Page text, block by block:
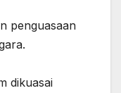
penguasaan
dikuasai